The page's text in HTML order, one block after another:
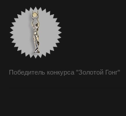
Победитель конкурса "Золотой Гонг"